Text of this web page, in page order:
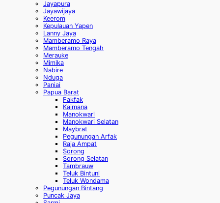
Jayapura
Jayawijaya
Keerom
Kepulauan Yapen
Lanny Jaya
Mamberamo Raya
Mamberamo Tengah
Merauke
Mimika
Nabire
Nduga
Paniai
Papua Barat
Fakfak
Kaimana
Manokwari
Manokwari Selatan
Maybrat
Pegunungan Arfak
Raja Ampat
Sorong
Sorong Selatan
Tambrauw
Teluk Bintuni
Teluk Wondama
Pegunungan Bintang
Puncak Jaya